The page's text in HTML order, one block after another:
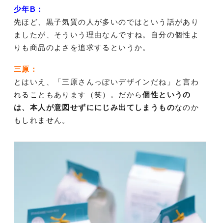
少年B：
先ほど、黒子気質の人が多いのではという話があり
ましたが、そういう理由なんですね。自分の個性よ
りも商品のよさを追求するというか。
三原：
とはいえ、「三原さんっぽいデザインだね」と言わ
れることもあります（笑）。だから個性というの
は、本人が意図せずににじみ出てしまうものなのか
もしれません。